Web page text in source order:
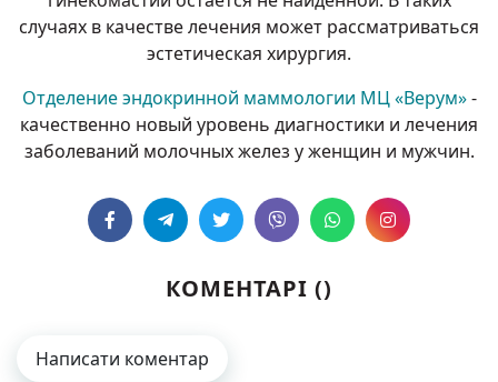
случаях в качестве лечения может рассматриваться
эстетическая хирургия.
Отделение эндокринной маммологии МЦ «Верум»-
качественно новый уровень диагностики и лечения
заболеваний молочных желез у женщин и мужчин.
КОМЕНТАРІ ()
Написати коментар